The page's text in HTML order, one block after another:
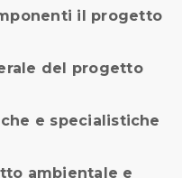
il progetto
del progetto
e specialistiche
ambientale e